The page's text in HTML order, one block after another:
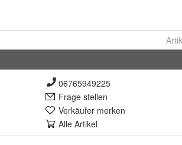
06765949225
Frage stellen
Verkäufer merken
Alle Artikel